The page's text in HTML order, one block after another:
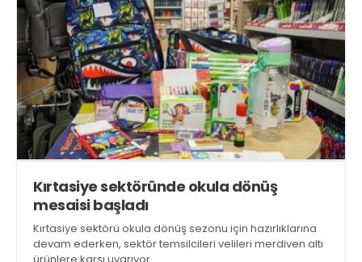
Kırtasiye sektöründe okula dönüş
mesaisi başladı
Kırtasiye sektörü okula dönüş sezonu için hazırlıklarına
devam ederken, sektör temsilcileri velileri merdiven altı